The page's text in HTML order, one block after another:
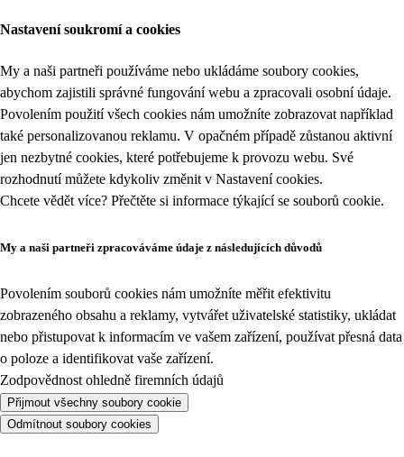
Nastavení soukromí a cookies
My a naši partneři používáme nebo ukládáme soubory cookies,
abychom zajistili správné fungování webu a zpracovali osobní údaje.
Povolením použití všech cookies nám umožníte zobrazovat například
také personalizovanou reklamu. V opačném případě zůstanou aktivní
jen nezbytné cookies, které potřebujeme k provozu webu. Své
rozhodnutí můžete kdykoliv změnit v Nastavení cookies.
Chcete vědět více? Přečtěte si informace týkající se souborů cookie.
My a naši partneři zpracováváme údaje z následujících důvodů
Povolením souborů cookies nám umožníte měřit efektivitu
zobrazeného obsahu a reklamy, vytvářet uživatelské statistiky, ukládat
nebo přistupovat k informacím ve vašem zařízení, používat přesná data
o poloze a identifikovat vaše zařízení.
Zodpovědnost ohledně firemních údajů
Přijmout všechny soubory cookie
Odmítnout soubory cookies